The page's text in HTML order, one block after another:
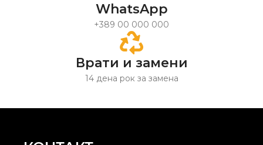
WhatsApp
+389 00 000 000
Врати и замени
14 дена рок за замена